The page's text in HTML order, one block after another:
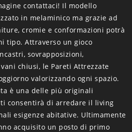
contattaci! Il modello
in melaminico ma grazie ad
cromie e conformazioni potrà
tipo. Attraverso un gioco
sovrapposizioni,
chiusi, le Pareti Attrezzate
valorizzando ogni spazio.
è una delle più originali
consentirà di arredare il living
esigenze abitative. Ultimamente
acquisito un posto di primo